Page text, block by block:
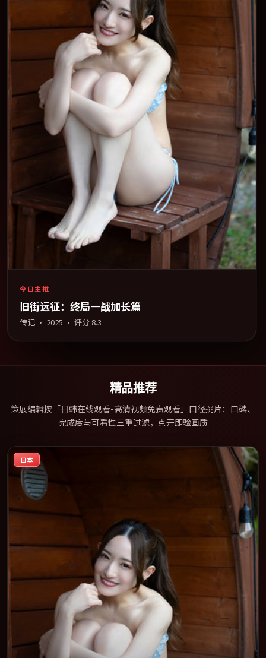
今日主推
旧街远征：终局一战加长篇
传记 · 2025 · 评分 8.3
精品推荐
策展编辑按「日韩在线观看-高清视频免费观看」口径挑片：口碑、
完成度与可看性三重过滤，点开即验画质
日本